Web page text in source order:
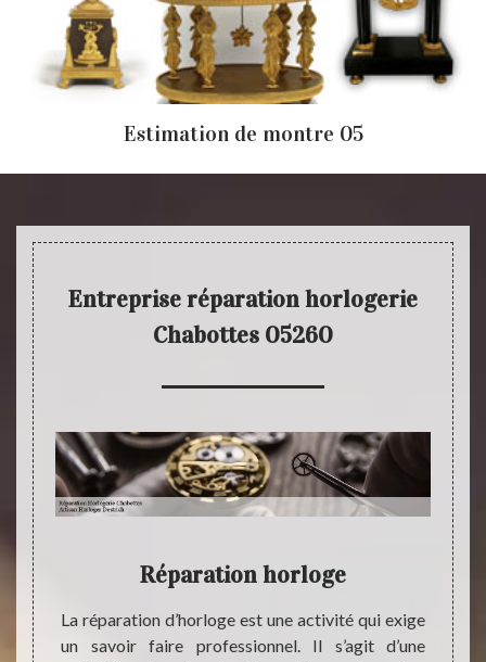
Estimation de montre 05
Entreprise réparation horlogerie
Chabottes 05260
une
Réparation horloge
La réparation d’horloge est une activité qui exige
un savoir faire professionnel. Il s’agit d’une